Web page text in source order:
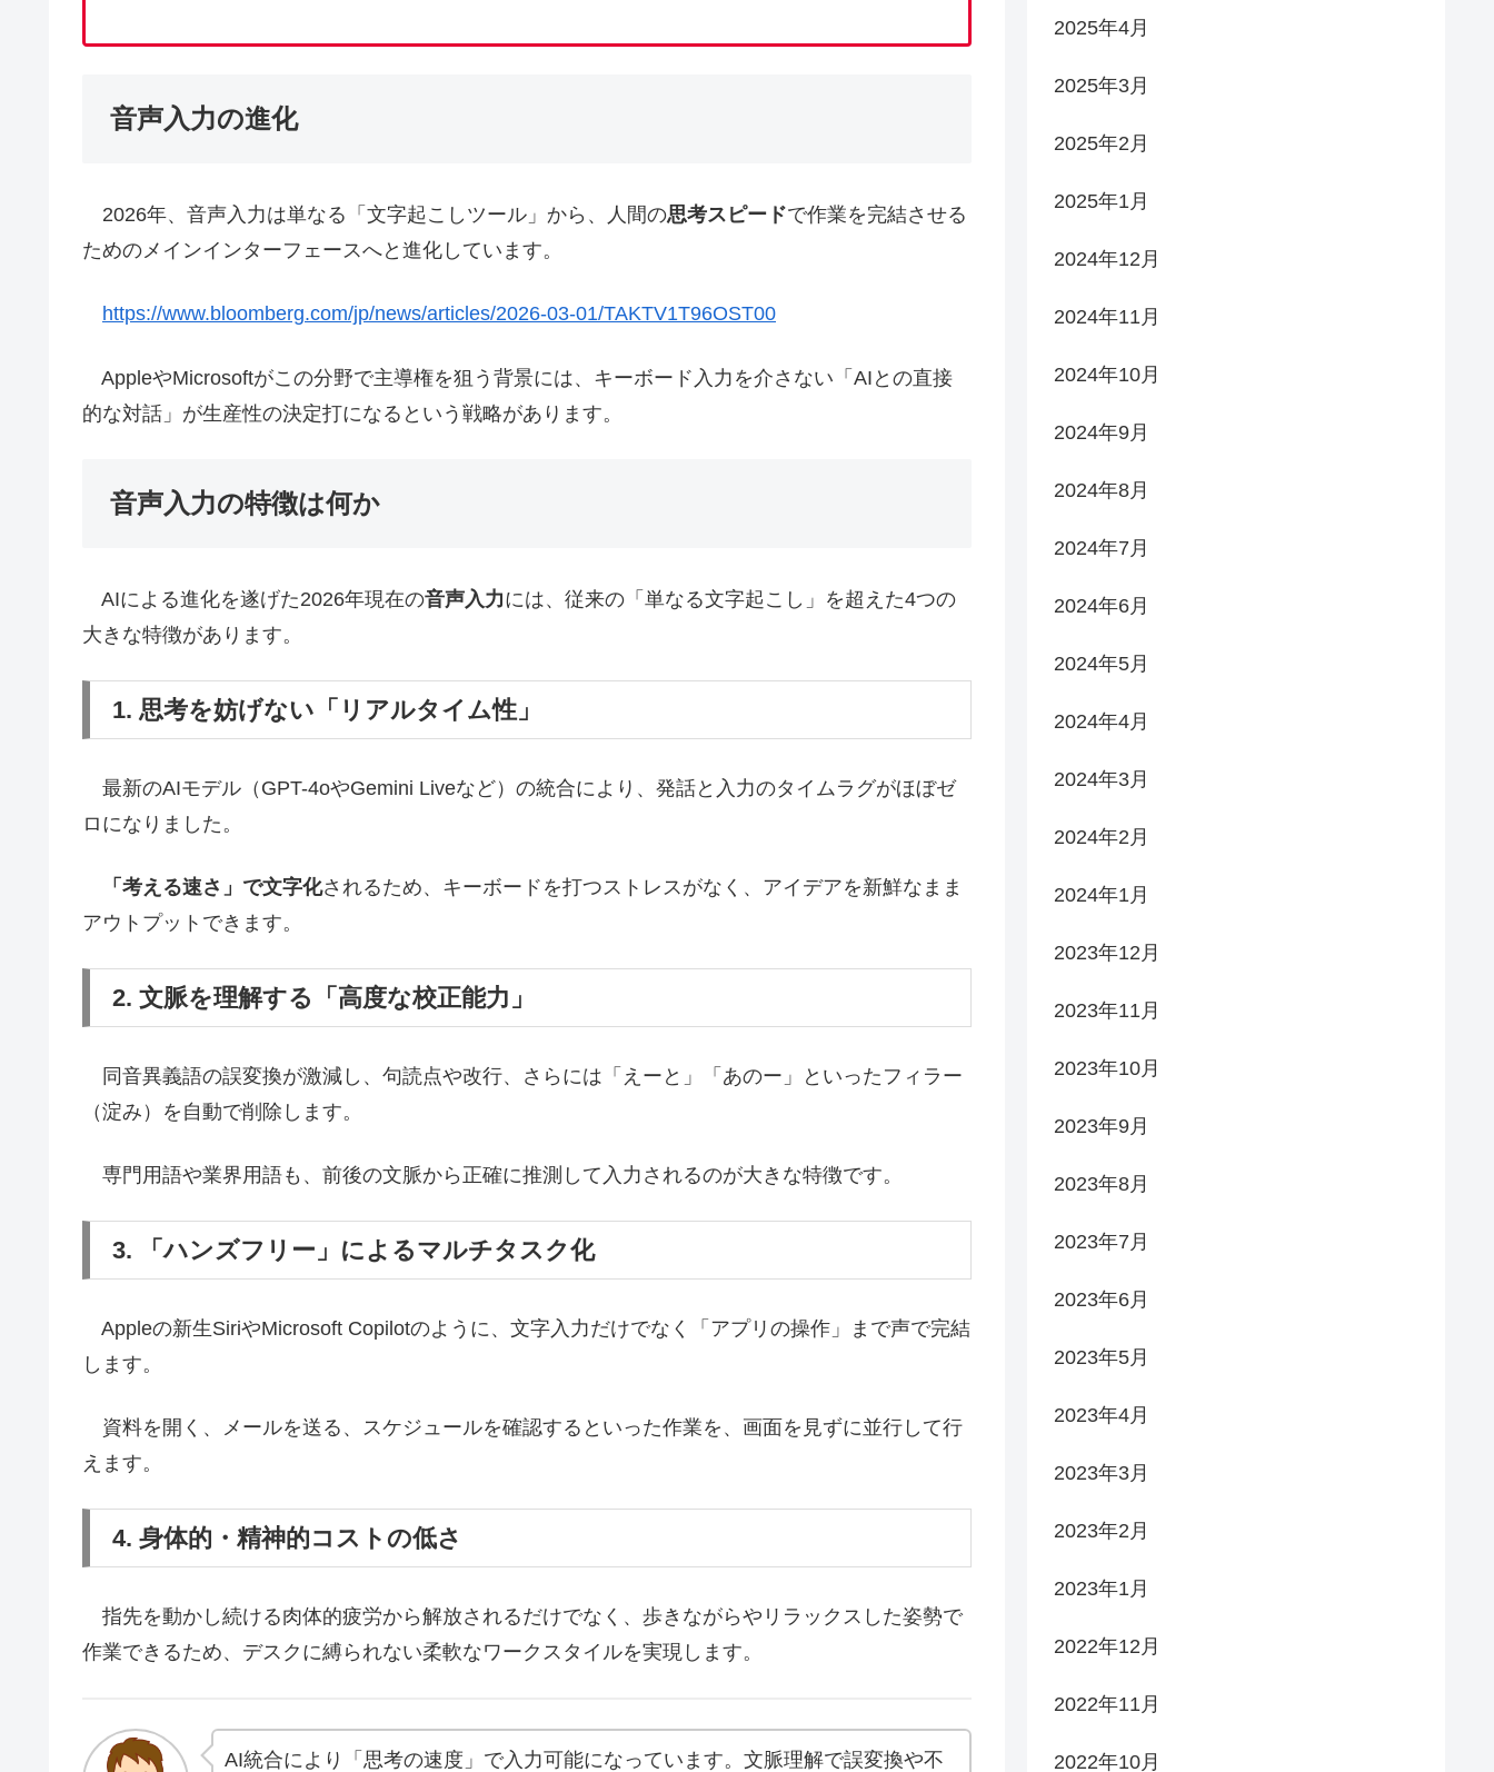
音声入力の進化
2026年、音声入力は単なる「文字起こしツール」から、人間の思考スピードで作業を完結させる
ためのメインインターフェースへと進化しています。
https://www.bloomberg.com/jp/news/articles/2026-03-01/TAKTV1T96OST00
AppleやMicrosoftがこの分野で主導権を狙う背景には、キーボード入力を介さない「AIとの直接
的な対話」が生産性の決定打になるという戦略があります。
音声入力の特徴は何か
AIによる進化を遂げた2026年現在の音声入力には、従来の「単なる文字起こし」を超えた4つの
大きな特徴があります。
1. 思考を妨げない「リアルタイム性」
最新のAIモデル（GPT-4oやGemini Liveなど）の統合により、発話と入力のタイムラグがほぼゼ
ロになりました。
「考える速さ」で文字化されるため、キーボードを打つストレスがなく、アイデアを新鮮なまま
アウトプットできます。
2. 文脈を理解する「高度な校正能力」
同音異義語の誤変換が激減し、句読点や改行、さらには「えーと」「あのー」といったフィラー
（淀み）を自動で削除します。
専門用語や業界用語も、前後の文脈から正確に推測して入力されるのが大きな特徴です。
3. 「ハンズフリー」によるマルチタスク化
Appleの新生SiriやMicrosoft Copilotのように、文字入力だけでなく「アプリの操作」まで声で完結
します。
資料を開く、メールを送る、スケジュールを確認するといった作業を、画面を見ずに並行して行
えます。
4. 身体的・精神的コストの低さ
指先を動かし続ける肉体的疲労から解放されるだけでなく、歩きながらやリラックスした姿勢で
作業できるため、デスクに縛られない柔軟なワークスタイルを実現します。
AI統合により「思考の速度」で入力可能になっています。文脈理解で誤変換や不
2025年4月
2025年3月
2025年2月
2025年1月
2024年12月
2024年11月
2024年10月
2024年9月
2024年8月
2024年7月
2024年6月
2024年5月
2024年4月
2024年3月
2024年2月
2024年1月
2023年12月
2023年11月
2023年10月
2023年9月
2023年8月
2023年7月
2023年6月
2023年5月
2023年4月
2023年3月
2023年2月
2023年1月
2022年12月
2022年11月
2022年10月